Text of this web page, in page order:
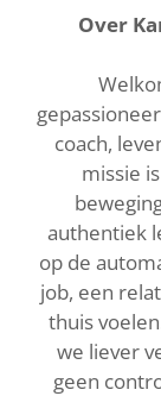
Over
coach,
missie
authentiek
op de
job, een
thuis
we liever
geen